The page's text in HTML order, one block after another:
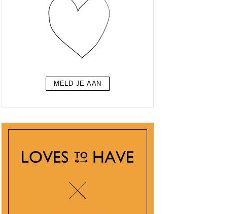
MELD JE AAN